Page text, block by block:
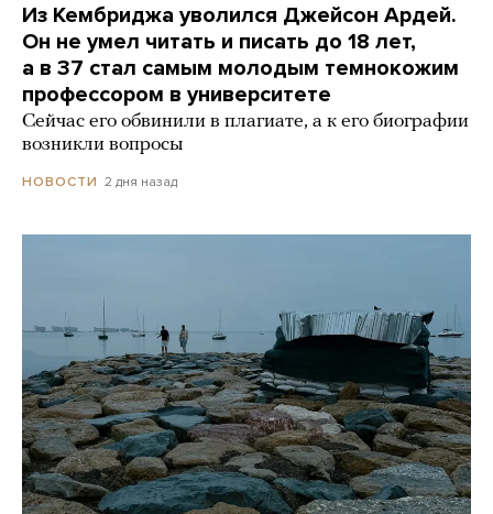
Из Кембриджа уволился Джейсон Ардей.
Он не умел читать и писать до 18 лет,
а в 37 стал самым молодым темнокожим
профессором в университете
Сейчас его обвинили в плагиате, а к его биографии
возникли вопросы
НОВОСТИ 2 дня назад